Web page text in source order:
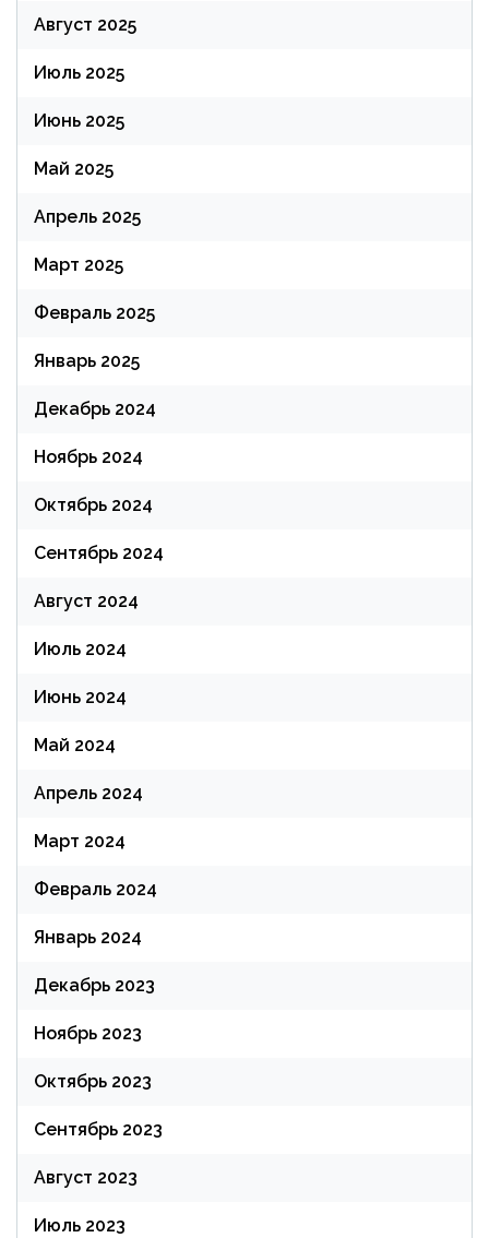
Август 2025
Июль 2025
Июнь 2025
Май 2025
Апрель 2025
Март 2025
Февраль 2025
Январь 2025
Декабрь 2024
Ноябрь 2024
Октябрь 2024
Сентябрь 2024
Август 2024
Июль 2024
Июнь 2024
Май 2024
Апрель 2024
Март 2024
Февраль 2024
Январь 2024
Декабрь 2023
Ноябрь 2023
Октябрь 2023
Сентябрь 2023
Август 2023
Июль 2023